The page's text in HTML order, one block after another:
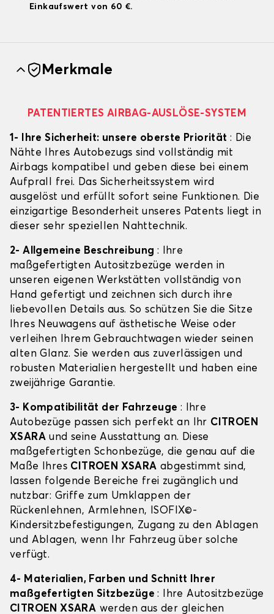
Einkaufswert von 60 €.
Merkmale
PATENTIERTES AIRBAG-AUSLÖSE-SYSTEM
1- Ihre Sicherheit: unsere oberste Priorität : Die
Nähte Ihres Autobezugs sind vollständig mit
Airbags kompatibel und geben diese bei einem
Aufprall frei. Das Sicherheitssystem wird
ausgelöst und erfüllt sofort seine Funktionen. Die
einzigartige Besonderheit unseres Patents liegt in
dieser sehr speziellen Nahttechnik.
2- Allgemeine Beschreibung : Ihre
maßgefertigten Autositzbezüge werden in
unseren eigenen Werkstätten vollständig von
Hand gefertigt und zeichnen sich durch ihre
liebevollen Details aus. So schützen Sie die Sitze
Ihres Neuwagens auf ästhetische Weise oder
verleihen Ihrem Gebrauchtwagen wieder seinen
alten Glanz. Sie werden aus zuverlässigen und
robusten Materialien hergestellt und haben eine
zweijährige Garantie.
3- Kompatibilität der Fahrzeuge : Ihre
Autobezüge passen sich perfekt an Ihr CITROEN
XSARA und seine Ausstattung an. Diese
maßgefertigten Schonbezüge, die genau auf die
Maße Ihres CITROEN XSARA abgestimmt sind,
lassen folgende Bereiche frei zugänglich und
nutzbar: Griffe zum Umklappen der
Rückenlehnen, Armlehnen, ISOFIX©-
Kindersitzbefestigungen, Zugang zu den Ablagen
und Ablagen, wenn Ihr Fahrzeug über solche
verfügt.
4- Materialien, Farben und Schnitt Ihrer
maßgefertigten Sitzbezüge: Ihre Autositzbezüge
CITROEN XSARA werden aus der gleichen